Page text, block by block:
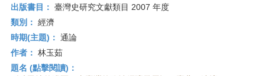
出版書目： 臺灣史研究文獻類目 2007 年度
類別： 經濟
時期(主題)： 通論
作者： 林玉茹
題名 (點擊閱讀)：